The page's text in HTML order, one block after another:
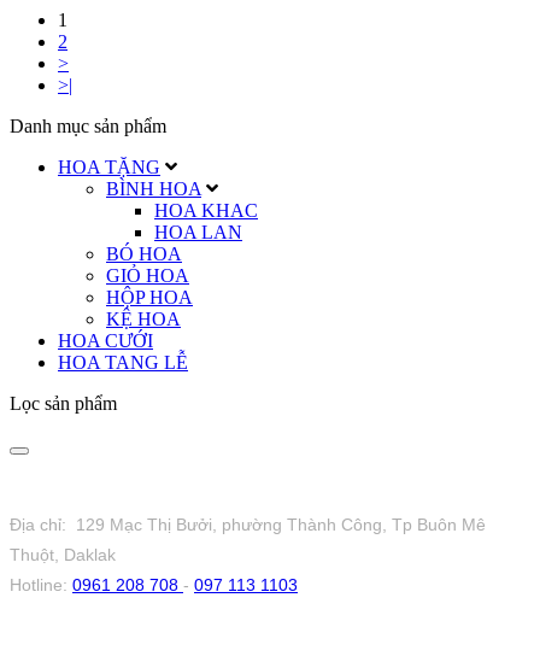
1
2
>
>|
Danh mục sản phẩm
HOA TẶNG
BÌNH HOA
HOA KHAC
HOA LAN
BÓ HOA
GIỎ HOA
HỘP HOA
KỆ HOA
HOA CƯỚI
HOA TANG LỄ
Lọc sản phẩm
Địa chỉ: 129 Mạc Thị Bưởi, phường Thành Công, Tp Buôn Mê
Thuột, Daklak
Hotline: 0961 208 708 - 097 113 1103